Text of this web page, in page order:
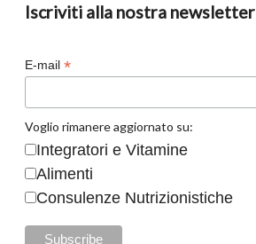
Iscriviti alla nostra newsletter
E-mail *
Voglio rimanere aggiornato su:
Integratori e Vitamine
Alimenti
Consulenze Nutrizionistiche